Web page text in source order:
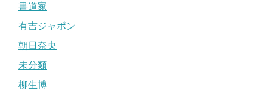
書道家
有吉ジャポン
朝日奈央
未分類
柳生博